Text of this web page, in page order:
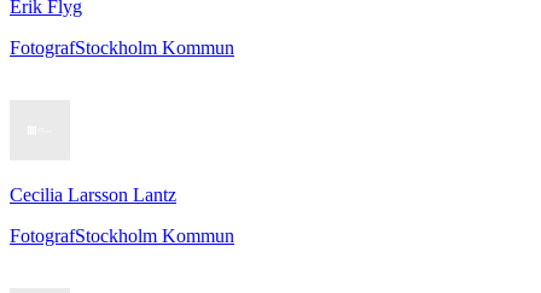
Erik Flyg
FotografStockholm Kommun
Cecilia Larsson Lantz
FotografStockholm Kommun